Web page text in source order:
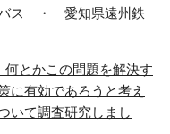
ス ・ 愛知県遠州鉄
とかこの問題を解決す
に有効であろうと考え
いて調査研究しまし